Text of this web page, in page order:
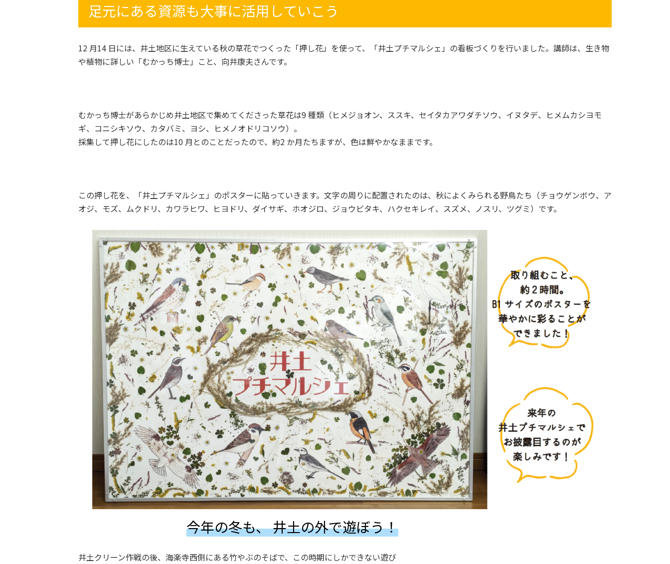
足元にある資源も大事に活用していこう
12 月14 日には、井土地区に生えている秋の草花でつくった「押し花」を使って、「井土プチマルシェ」の看板づくりを行いました。講師は、生き物
や植物に詳しい「むかっち博士」こと、向井康夫さんです。
むかっち博士があらかじめ井土地区で集めてくださった草花は9 種類（ヒメジョオン、ススキ、セイタカアワダチソウ、イヌタデ、ヒメムカシヨモ
ギ、コニシキソウ、カタバミ、ヨシ、ヒメノオドリコソウ）。
採集して押し花にしたのは10 月とのことだったので、約2 か月たちますが、色は鮮やかなままです。
この押し花を、「井土プチマルシェ」のポスターに貼っていきます。文字の周りに配置されたのは、秋によくみられる野鳥たち（チョウゲンボウ、ア
オジ、モズ、ムクドリ、カワラヒワ、ヒヨドリ、ダイサギ、ホオジロ、ジョウビタキ、ハクセキレイ、スズメ、ノスリ、ツグミ）です。
今年の冬も、井土の外で遊ぼう！
井土クリーン作戦の後、海楽寺西側にある竹やぶのそばで、この時期にしかできない遊び